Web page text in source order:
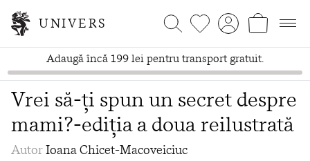
UNIVERS
Adaugă încă 199 lei pentru transport gratuit.
Vrei să-ți spun un secret despre
mami?-ediția a doua reilustrată
AutorIoana Chicet-Macoveiciuc